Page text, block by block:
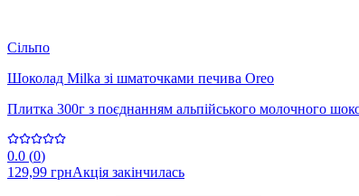
Сільпо
Шоколад Milka зі шматочками печива Oreo
Плитка 300г з поєднанням альпійського молочного
0.0 (0)
129,99 грнАкція закінчилась